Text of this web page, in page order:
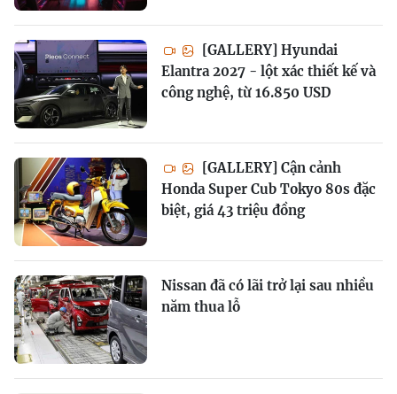
[GALLERY] Hyundai
Elantra 2027 - lột xác thiết kế và
công nghệ, từ 16.850 USD
[GALLERY] Cận cảnh
Honda Super Cub Tokyo 80s đặc
biệt, giá 43 triệu đồng
Nissan đã có lãi trở lại sau nhiều
năm thua lỗ